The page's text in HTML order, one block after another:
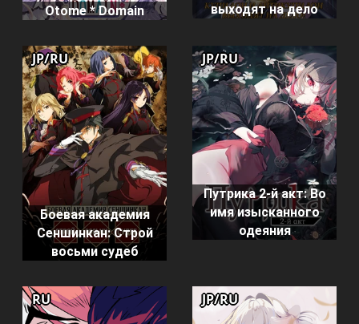
Otome * Domain
выходят на дело
Боевая академия
Сеншинкан: Строй
восьми судеб
JP/RU
Путрика 2-й акт: Во
имя изысканного
одеяния
JP/RU
RU JP/RU